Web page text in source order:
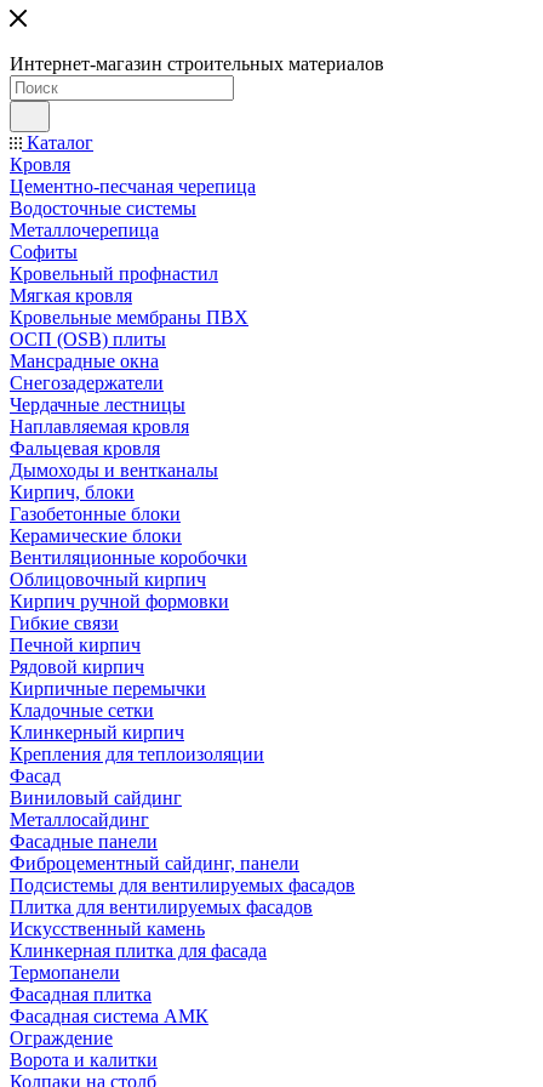
Интернет-магазин строительных материалов
Каталог
Кровля
Цементно-песчаная черепица
Водосточные системы
Металлочерепица
Софиты
Кровельный профнастил
Мягкая кровля
Кровельные мембраны ПВХ
ОСП (OSB) плиты
Мансрадные окна
Снегозадержатели
Чердачные лестницы
Наплавляемая кровля
Фальцевая кровля
Дымоходы и вентканалы
Кирпич, блоки
Газобетонные блоки
Керамические блоки
Вентиляционные коробочки
Облицовочный кирпич
Кирпич ручной формовки
Гибкие связи
Печной кирпич
Рядовой кирпич
Кирпичные перемычки
Кладочные сетки
Клинкерный кирпич
Крепления для теплоизоляции
Фасад
Виниловый сайдинг
Металлосайдинг
Фасадные панели
Фиброцементный сайдинг, панели
Подсистемы для вентилируемых фасадов
Плитка для вентилируемых фасадов
Искусственный камень
Клинкерная плитка для фасада
Термопанели
Фасадная плитка
Фасадная система АМК
Ограждение
Ворота и калитки
Колпаки на столб